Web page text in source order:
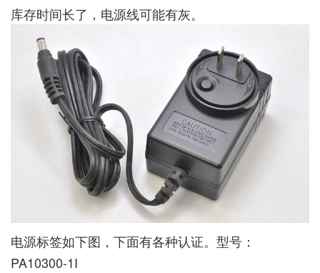
库存时间长了，电源线可能有灰。
电源标签如下图，下面有各种认证。型号：
PA10300-1I